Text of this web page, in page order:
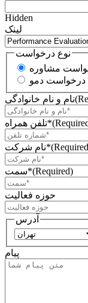
Hidden
لینک
نوع درخواست
مشاوره
درخواست دمو
نام و نام خانوادگی
تلفن همراه*
نام شرکت*
سمت*(Required)
حوزه فعالیت
آدرس
پیام